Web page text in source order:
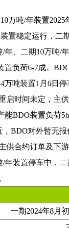
万吨/年装置2025
置稳定运行，二
、二期10万吨/
负荷6-7成。
吨装置1月6日
时间未定，主
BDO装置负荷5
BDO对外暂无报
合约订单及下
装置停车中，二
一期2024年8月